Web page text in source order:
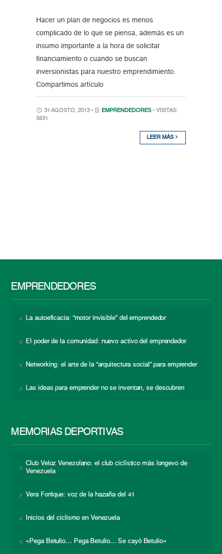
Hacer un plan de negocios es menos
complicado de lo que se piensa, además es un
insumo importante a la hora de solicitar
financiamiento o cuando se buscan
inversionistas para nuestro emprendimiento.
Compartimos artículo
31 AGOSTO, 2013 • EMPRENDEDORES • VISITAS:
5631
LEER MÁS
EMPRENDEDORES
La autoeficacia: “motor invisible” del emprendedor
El poder de la comunidad: nuevo activo del emprendedor
Networking: el arte de la “arquitectura social” para emprender
Las ideas para emprender no se inventan, se descubren
MEMORIAS DEPORTIVAS
Club Veloz Venezolano: el club ciclístico más longevo de
Venezuela
Vera Fortique: voz de la hazaña del 41
Inicios del ciclismo en Venezuela
«Pega Betulio… Pega Betulio… Se cayó Betulio»